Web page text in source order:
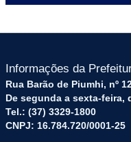
Informações da
Rua Barão de Piumhi, nº
De segunda a sexta-feira,
Tel.: (37) 3329-1800
CNPJ: 16.784.720/0001-25